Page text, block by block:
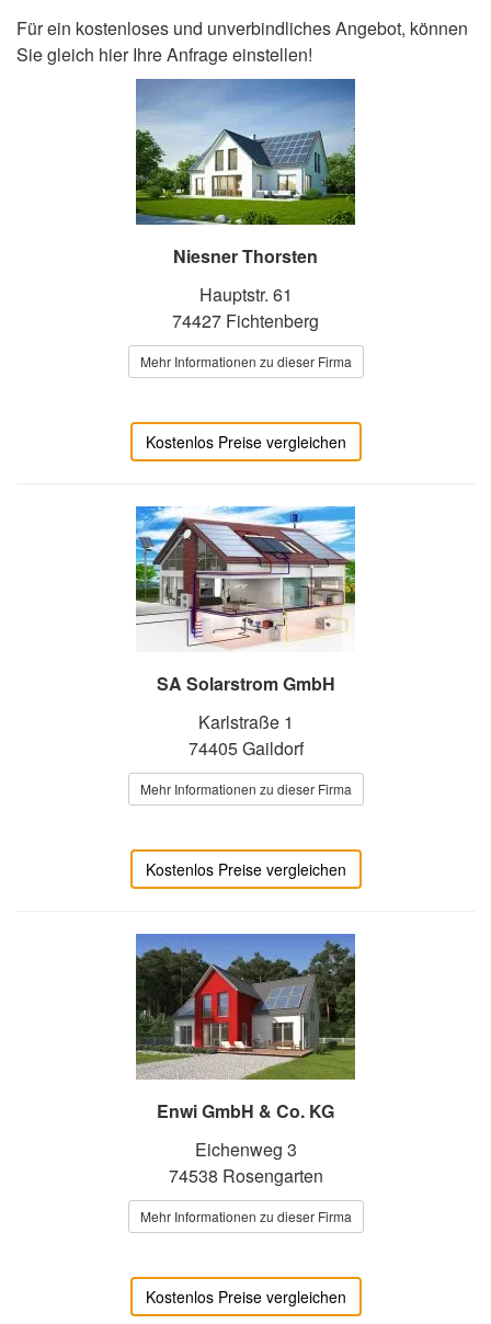
Für ein kostenloses und unverbindliches Angebot, können
Sie gleich hier Ihre Anfrage einstellen!
Niesner Thorsten
Hauptstr. 61
74427 Fichtenberg
Mehr Informationen zu dieser Firma
Kostenlos Preise vergleichen
SA Solarstrom GmbH
Karlstraße 1
74405 Gaildorf
Mehr Informationen zu dieser Firma
Kostenlos Preise vergleichen
Enwi GmbH & Co. KG
Eichenweg 3
74538 Rosengarten
Mehr Informationen zu dieser Firma
Kostenlos Preise vergleichen